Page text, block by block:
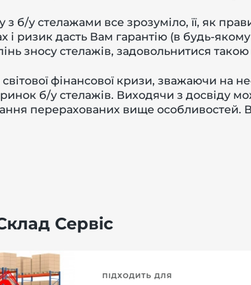
з б/у стелажами все зрозуміло, її, як
і ризик дасть Вам гарантію (в будь-
зносу стелажів, задовольнитися
фінансової кризи, зважаючи на
б/у стелажів. Виходячи з досвіду
перерахованих вище
Сервіс
ПІДХОДИТЬ ДЛЯ